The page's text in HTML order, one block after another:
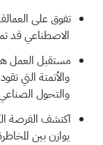
تفوق على
الاصطناعي قد
مستقبل العمل
والأتمتةالتي
والتحول
اكتشف الفرصة
يوازن بين